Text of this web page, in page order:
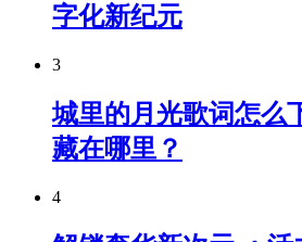
字化新纪元
3
城里的月光歌词怎么
藏在哪里？
4